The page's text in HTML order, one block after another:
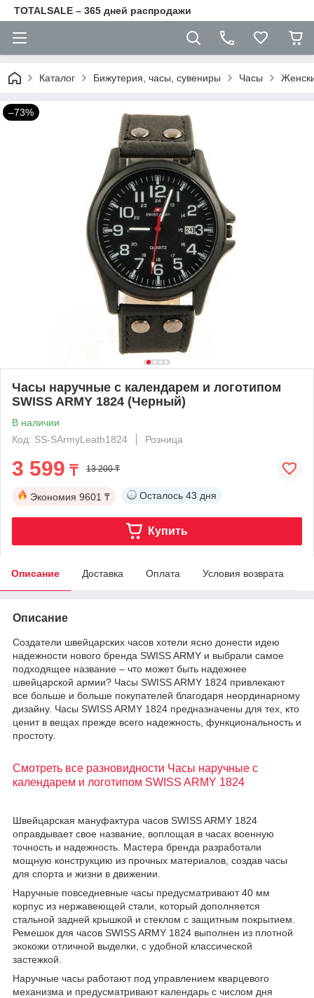
TOTALSALE – 365 дней распродажи
Каталог Бижутерия, часы, сувениры Часы
–73%
Часы наручные с календарем и логотипом
SWISS ARMY 1824 (Черный)
В наличии
Код: SS-SArmyLeath1824
Розница
3 599 ₸ 13 200 ₸
Экономия 9601 ₸ Осталось 43 дня
Купить
Описание Доставка Оплата Условия возврата
Описание
Создатели швейцарских часов хотели ясно донести идею
надежности нового бренда SWISS ARMY и выбрали самое
подходящее название – что может быть надежнее
швейцарской армии? Часы SWISS ARMY 1824 привлекают
все больше и больше покупателей благодаря неординарному
дизайну. Часы SWISS ARMY 1824 предназначены для тех, кто
ценит в вещах прежде всего надежность, функциональность и
простоту.
Смотреть все разновидности Часы наручные с
календарем и логотипом SWISS ARMY 1824
Швейцарская мануфактура часов SWISS ARMY 1824
оправдывает свое название, воплощая в часах военную
точность и надежность. Мастера бренда разработали
мощную конструкцию из прочных материалов, создав часы
для спорта и жизни в движении.
Наручные повседневные часы предусматривают 40 мм
корпус из нержавеющей стали, который дополняется
стальной задней крышкой и стеклом с защитным покрытием.
Ремешок для часов SWISS ARMY 1824 выполнен из плотной
экокожи отличной выделки, с удобной классической
застежкой.
Наручные часы работают под управлением кварцевого
механизма и предусматривают календарь с числом дня